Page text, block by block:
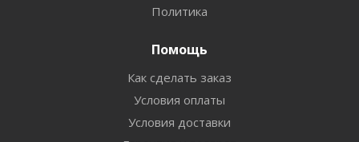
Политика
Помощь
Как сделать заказ
Условия оплаты
Условия доставки